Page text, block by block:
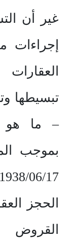
غير أن
إجراءات
تبسيطها
– ما هو
بموجب
الحجز